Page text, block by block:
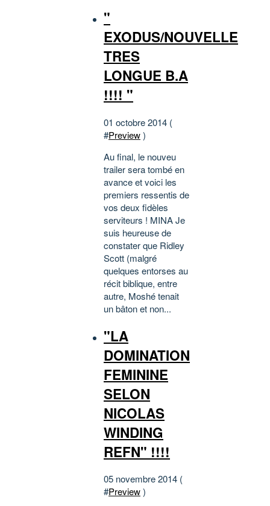
"
EXODUS/NOUVELLE
TRES
LONGUE B.A
!!!! "
01 octobre 2014 (
#Preview)
Au final, le nouveu
trailer sera tombé en
avance et voici les
premiers ressentis de
vos deux fidèles
serviteurs ! MINA Je
suis heureuse de
constater que Ridley
Scott (malgré
quelques entorses au
récit biblique, entre
autre, Moshé tenait
un bâton et non...
"LA
DOMINATION
FEMININE
SELON
NICOLAS
WINDING
REFN" !!!!
05 novembre 2014 (
#Preview)